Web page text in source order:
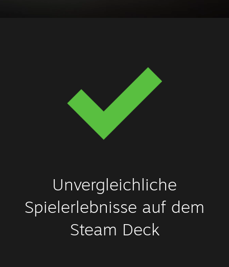
Unvergleichliche
Spielerlebnisse auf dem
Steam Deck